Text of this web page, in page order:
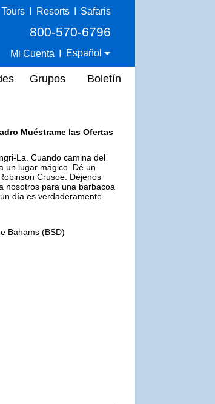
Tours Resorts Safaris
800-570-6796
Mi Cuenta Español
Grupos Boletín
Muéstrame las Ofertas
La. Cuando camina del
un lugar mágico. Dé un
Crusoe. Déjenos
nosotros para una barbacoa
día es verdaderamente
Bahams (BSD)